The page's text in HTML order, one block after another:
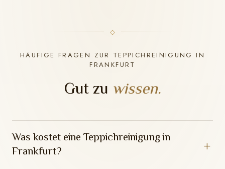
HÄUFIGE FRAGEN ZUR TEPPICHREINIGUNG IN
FRANKFURT
Gut zu wissen.
Was kostet eine Teppichreinigung in
Frankfurt?